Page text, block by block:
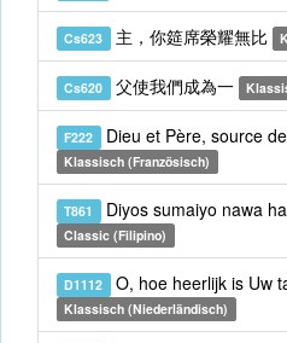
Cs623 主，你筵席榮耀無比
Cs620 父使我們成為一
F222 Dieu et Père, source
Klassisch (Französisch)
T861 Diyos sumaiyo nawa
Classic (Filipino)
D1112 O, hoe heerlijk is Uw
Klassisch (Niederländisch)